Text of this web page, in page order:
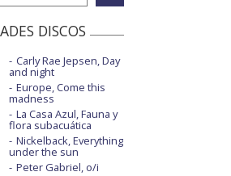
DISCOS
Carly Rae Jepsen, Day
and night
Europe, Come this
madness
La Casa Azul, Fauna y
flora subacuática
Nickelback, Everything
under the sun
Peter Gabriel, o/i